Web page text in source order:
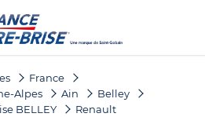
France
Alpes
Ain
Belley
BELLEY
Renault